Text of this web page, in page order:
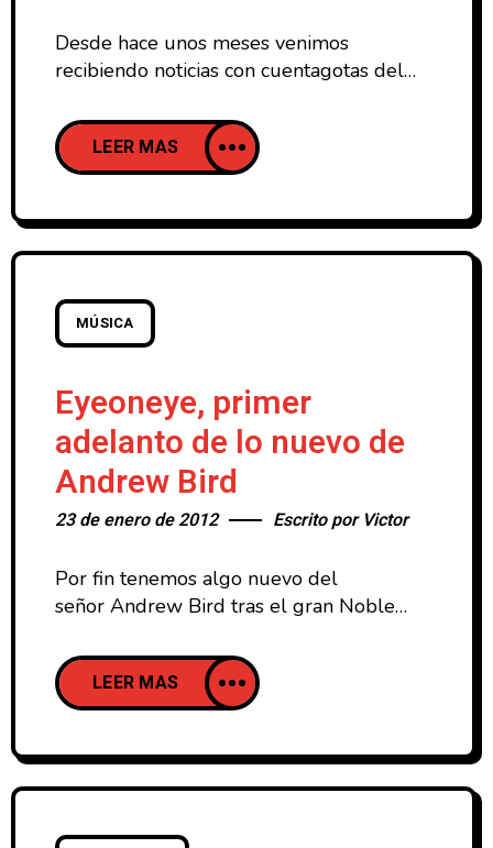
Desde hace unos meses venimos
recibiendo noticias con cuentagotas del
intenta demostrar como cinco prestigiosos
DJs "reinterpretan"' diferentes estilos de
música. El documental presentará
Lights versionando canciones Country, DJ
Premier atreviéndose con la música
ó Mark Ronson reimaginando canciones
de Jazz. Sin embargo, la unión que mas
LEER MAS
MÚSICA
Eyeoneye, primer
adelanto de lo nuevo de
Andrew Bird
23 de enero de 2012 Escrito por Victor
Por fin tenemos algo nuevo del
señor Andrew Bird tras el gran Noble
hartó de presentar por territorio español
entre 2009 y 2010. A través de
soundcloud, el propio artista ha querido
disco Break It Yourself, que verá la luz el
próximo 6 de marzo a
LEER MAS